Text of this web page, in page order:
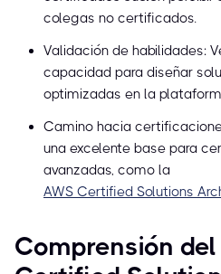
colegas no certificados.
Validación de habilidades:
capacidad para diseñar
optimizadas en la
Camino hacia
una excelente base para
avanzadas, como la
AWS Certified Solutions
Comprensión